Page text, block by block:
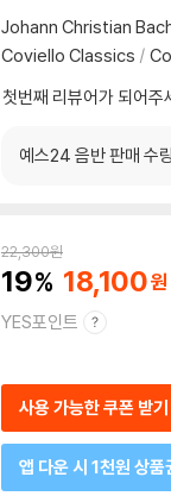
Johann Christian
Coviello Classics /
첫번째 리뷰어가 되어주
예스24 음반 판매 수
22,300원
19 18,100
YES포인트
사용 가능한 쿠폰 받기
앱 다운 시 1천원 상품